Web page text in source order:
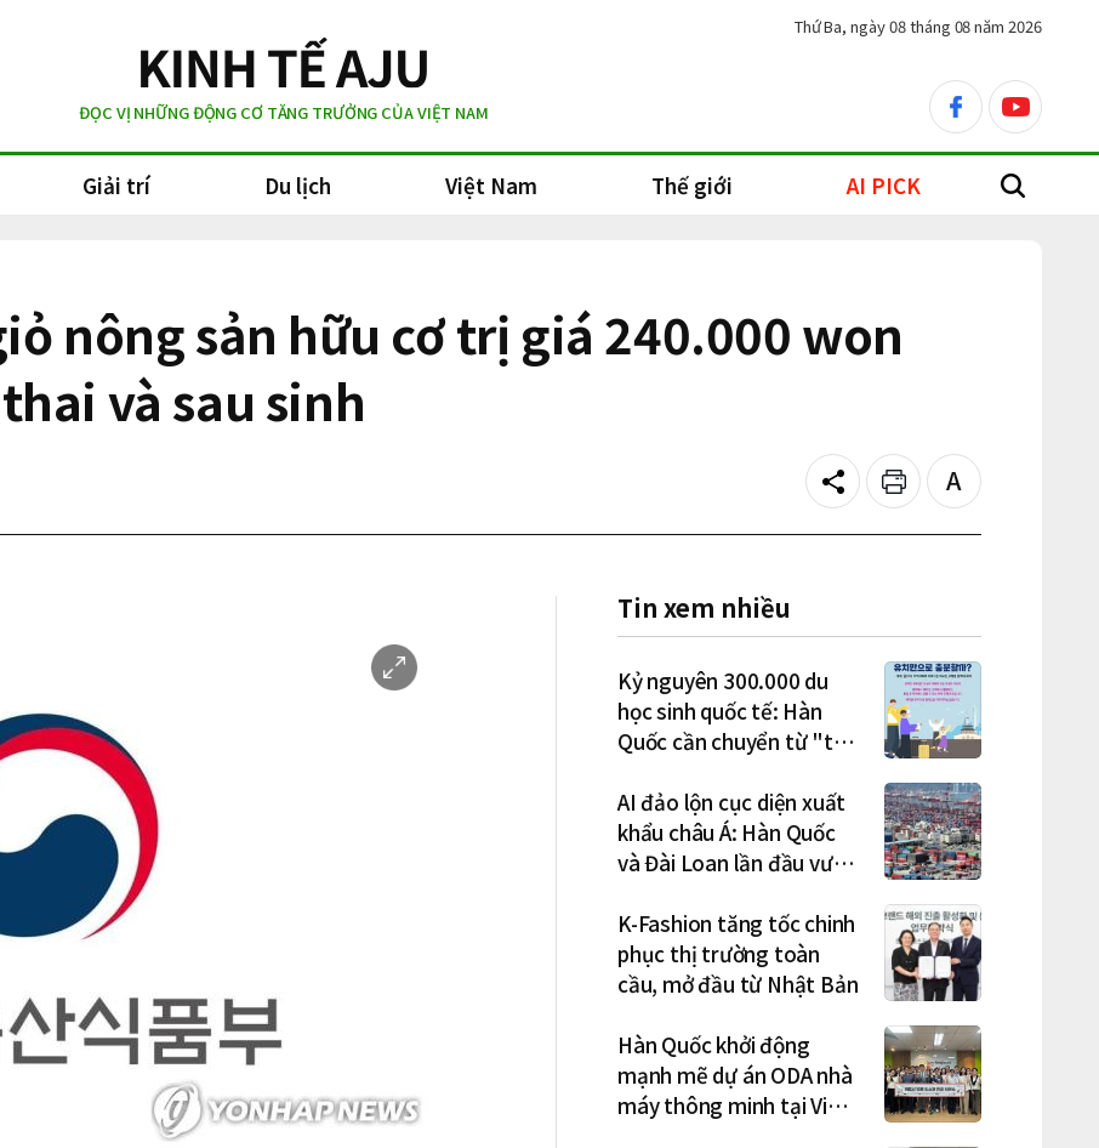
ĐỌC VỊ NHỮNG ĐỘNG CƠ TĂNG TRƯỞNG CỦA VIỆT NAM
facebookyoutube
Thứ Ba, ngày 08 tháng 08 năm 2026
Giải trí Du lịch Việt Nam Thế giới AI PICK search
nông sản hữu cơ trị giá 240.000 won
và sau sinh
Share Print
Text
size
이
미
Tin xem nhiều
Kỷ nguyên 300.000 du
học sinh quốc tế: Hàn
Quốc cần chuyển từ "thu
việc làm – định cư"
AI đảo lộn cục diện xuất
khẩu châu Á: Hàn Quốc
và Đài Loan lần đầu vượt
K-Fashion tăng tốc chinh
phục thị trường toàn
cầu, mở đầu từ Nhật Bản
Hàn Quốc khởi động
mạnh mẽ dự án ODA nhà
máy thông minh tại Việt